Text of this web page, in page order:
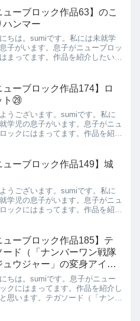
た鉄砲⑥を紹介しました。また紹介
。
ューブロック作品63】のこ
ハンマー
ちは。sumiです。私には未就学
子がいます。息子がニューブロッ
まってます。作品を紹介したいと
面上から下からまとめ今回は息子が
たのこぎりハンマー...
ューブロック作品174】ロ
ト㉙
うございます。sumiです。私に
学児の息子がいます。息子がニュ
ックにはまってます。作品を紹介
ロボット㉙を紹介しました。また紹
す。
ューブロック作品149】城
うございます。sumiです。私に
学児の息子がいます。息子がニュ
ックにはまってます。作品を紹介
介しました。また紹介します。
ューブロック作品185】テ
ード（「ナンバーワン戦隊
ュウジャー」の変身アイテ
ちは。sumiです。息子がニュー
クにはまってます。作品を紹介し
思います。テガソード（「ナンバ